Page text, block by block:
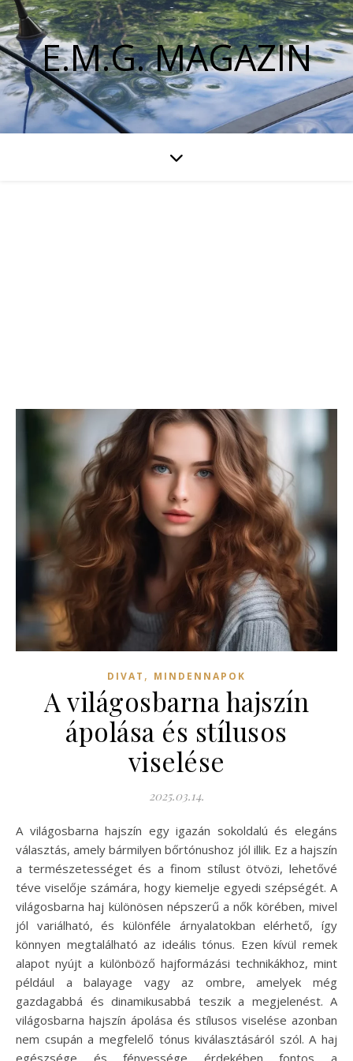
E.M.G. MAGAZIN
DIVAT , MINDENNAPOK
A világosbarna hajszín
ápolása és stílusos
viselése
2025.03.14.
A világosbarna hajszín egy igazán sokoldalú és elegáns
választás, amely bármilyen bőrtónushoz jól illik. Ez a hajszín
a természetességet és a finom stílust ötvözi, lehetővé
téve viselője számára, hogy kiemelje egyedi szépségét. A
világosbarna haj különösen népszerű a nők körében, mivel
jól variálható, és különféle árnyalatokban elérhető, így
könnyen megtalálható az ideális tónus. Ezen kívül remek
alapot nyújt a különböző hajformázási technikákhoz, mint
például a balayage vagy az ombre, amelyek még
gazdagabbá és dinamikusabbá teszik a megjelenést. A
világosbarna hajszín ápolása és stílusos viselése azonban
nem csupán a megfelelő tónus kiválasztásáról szól. A haj